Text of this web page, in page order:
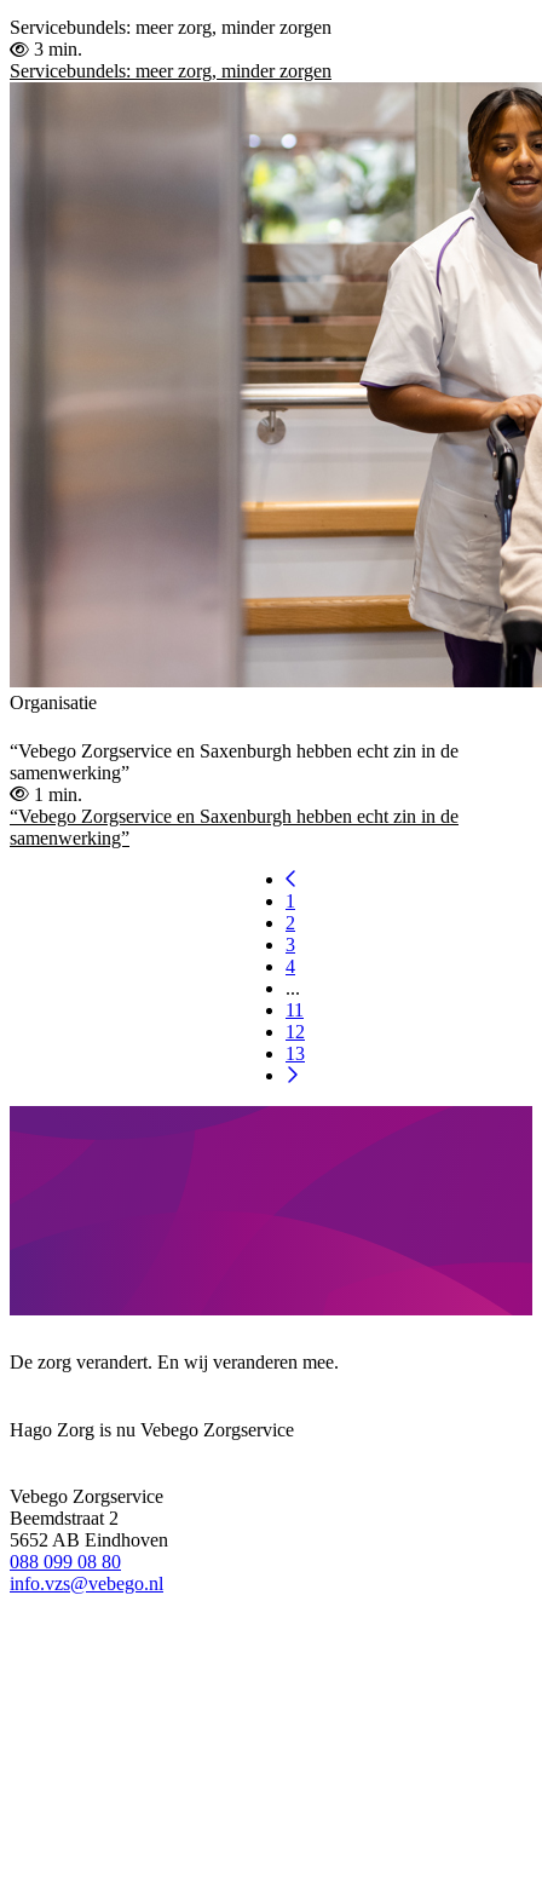
Servicebundels: meer zorg, minder zorgen
3 min.
Servicebundels: meer zorg, minder zorgen
Organisatie
“Vebego Zorgservice en Saxenburgh hebben echt zin in de
samenwerking”
1 min.
“Vebego Zorgservice en Saxenburgh hebben echt zin in de
samenwerking”
1
2
3
4
...
11
12
13
De zorg verandert. En wij veranderen mee.
Hago Zorg is nu Vebego Zorgservice
Vebego Zorgservice
Beemdstraat 2
5652 AB Eindhoven
088 099 08 80
info.vzs@vebego.nl